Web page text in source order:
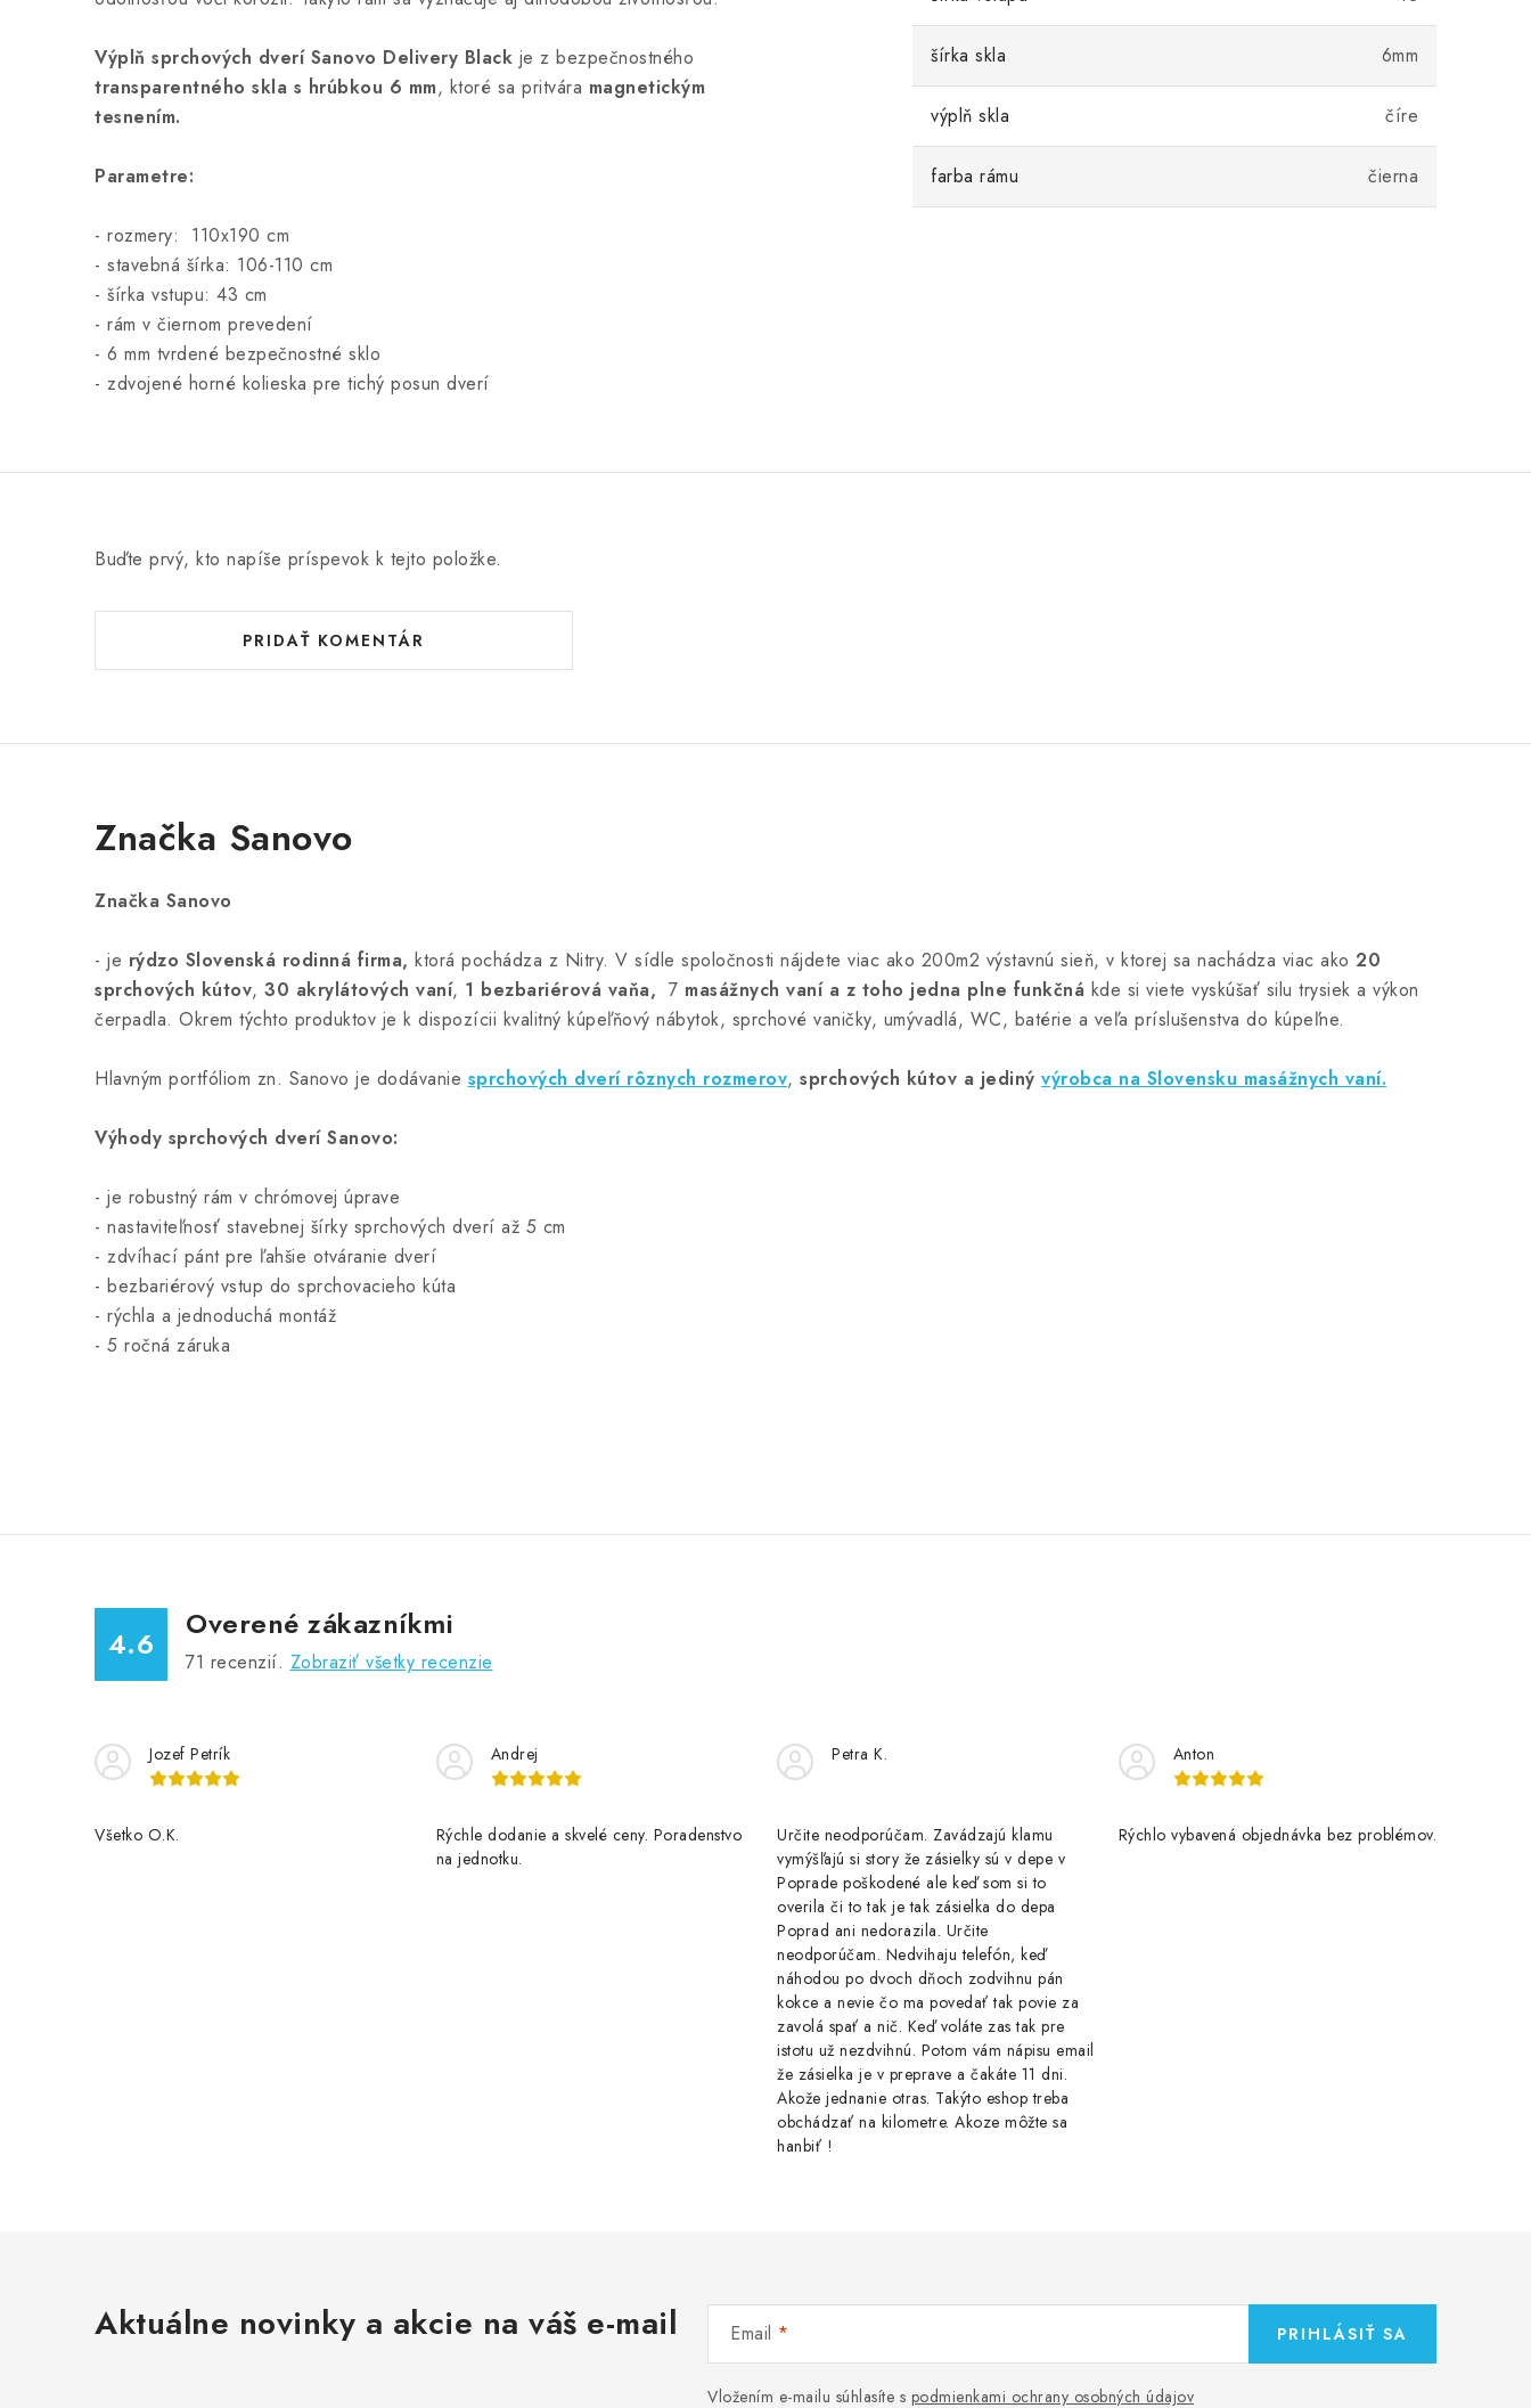
Výplň sprchových dverí Sanovo Delivery Black je z bezpečnostného
transparentného skla s hrúbkou 6 mm, ktoré sa pritvára magnetickým
tesnením.
Parametre:
- rozmery: 110x190 cm
- stavebná šírka: 106-110 cm
- šírka vstupu: 43 cm
- rám v čiernom prevedení
- 6 mm tvrdené bezpečnostné sklo
- zdvojené horné kolieska pre tichý posun dverí
šírka skla 6mm
výplň skla číre
farba rámu čierna
Buďte prvý, kto napíše príspevok k tejto položke.
PRIDAŤ KOMENTÁR
Značka Sanovo
Značka Sanovo
- je rýdzo Slovenská rodinná firma, ktorá pochádza z Nitry. V sídle spoločnosti nájdete viac ako 200m2 výstavnú sieň, v ktorej sa nachádza viac ako 20
sprchových kútov, 30 akrylátových vaní, 1 bezbariérová vaňa, 7 masážnych vaní a z toho jedna plne funkčná kde si viete vyskúšať silu trysiek a výkon
čerpadla. Okrem týchto produktov je k dispozícii kvalitný kúpeľňový nábytok, sprchové vaničky, umývadlá, WC, batérie a veľa príslušenstva do kúpeľne.
Hlavným portfóliom zn. Sanovo je dodávanie sprchových dverí rôznych rozmerov, sprchových kútov a jediný výrobca na Slovensku masážnych vaní.
Výhody sprchových dverí Sanovo:
- je robustný rám v chrómovej úprave
- nastaviteľnosť stavebnej šírky sprchových dverí až 5 cm
- zdvíhací pánt pre ľahšie otváranie dverí
- bezbariérový vstup do sprchovacieho kúta
- rýchla a jednoduchá montáž
- 5 ročná záruka
4.6
Overené zákazníkmi
71 recenzií. Zobraziť všetky recenzie
Jozef Petrík
Všetko O.K.
Andrej
Rýchle dodanie a skvelé ceny. Poradenstvo
na jednotku.
Petra K.
Určite neodporúčam. Zavádzajú klamu
vymýšľajú si story že zásielky sú v depe v
Poprade poškodené ale keď som si to
overila či to tak je tak zásielka do depa
Poprad ani nedorazila. Určite
neodporúčam. Nedvihaju telefón, keď
náhodou po dvoch dňoch zodvihnu pán
kokce a nevie čo ma povedať tak povie za
zavolá spať a nič. Keď voláte zas tak pre
istotu už nezdvihnú. Potom vám nápisu email
že zásielka je v preprave a čakáte 11 dni.
Akože jednanie otras. Takýto eshop treba
obchádzať na kilometre. Akoze môžte sa
hanbiť !
Anton
Rýchlo vybavená objednávka bez problémov.
Aktuálne novinky a akcie na váš e-mail Email
Vložením e-mailu súhlasíte s podmienkami ochrany osobných údajov
PRIHLÁSIŤ SA